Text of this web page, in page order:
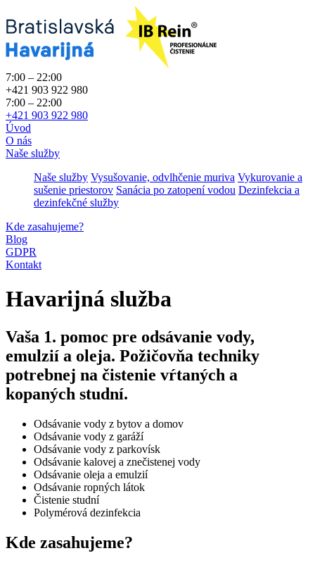
7:00 – 22:00
+421 903 922 980
7:00 – 22:00
+421 903 922 980
Úvod
O nás
Naše služby
Naše služby Vysušovanie, odvlhčenie muriva Vykurovanie a
sušenie priestorov Sanácia po zatopení vodou Dezinfekcia a
dezinfekčné služby
Kde zasahujeme?
Blog
GDPR
Kontakt
Havarijná služba
Vaša 1. pomoc pre odsávanie vody,
emulzií a oleja. Požičovňa techniky
potrebnej na čistenie vŕtaných a
kopaných studní.
Odsávanie vody z bytov a domov
Odsávanie vody z garáží
Odsávanie vody z parkovísk
Odsávanie kalovej a znečistenej vody
Odsávanie oleja a emulzií
Odsávanie ropných látok
Čistenie studní
Polymérová dezinfekcia
Kde zasahujeme?